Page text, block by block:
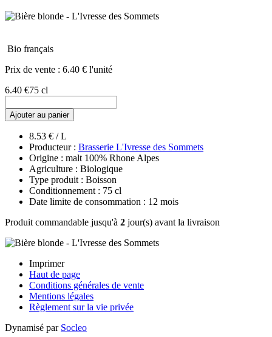
Bio français
Prix de vente : 6.40 € l'unité
6.40 €75 cl
Ajouter au panier
8.53 € / L
Producteur : Brasserie L'Ivresse des Sommets
Origine : malt 100% Rhone Alpes
Agriculture : Biologique
Type produit : Boisson
Conditionnement : 75 cl
Date limite de consommation : 12 mois
Produit commandable jusqu'à 2 jour(s) avant la livraison
Imprimer
Haut de page
Conditions générales de vente
Mentions légales
Règlement sur la vie privée
Dynamisé par Socleo